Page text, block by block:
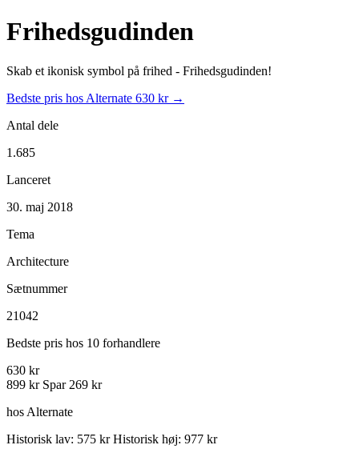
Frihedsgudinden
Skab et ikonisk symbol på frihed - Frihedsgudinden!
Bedste pris hos Alternate 630 kr →
Antal dele
1.685
Lanceret
30. maj 2018
Tema
Architecture
Sætnummer
21042
Bedste pris hos 10 forhandlere
630 kr
899 kr Spar 269 kr
hos Alternate
Historisk lav: 575 kr Historisk høj: 977 kr